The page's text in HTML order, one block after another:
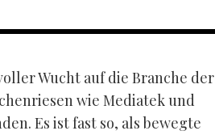
Wucht auf die Branche der
wie Mediatek und
Es ist fast so, als bewegte